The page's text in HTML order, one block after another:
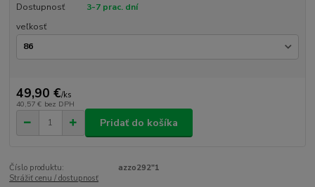
Dostupnosť
3-7 prac. dní
veľkosť
49,90 €/ks
40,57 € bez DPH
Pridať do košíka
Číslo produktu:
azzo292"1
Strážiť cenu / dostupnosť